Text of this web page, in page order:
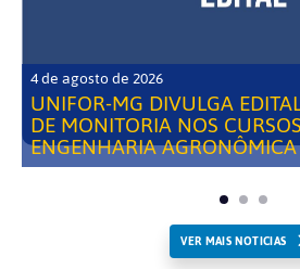
4 de agosto de 2026
UNIFOR-MG DIVULGA
DE MONITORIA NOS
ENGENHARIA
VER MAIS NOTICIAS